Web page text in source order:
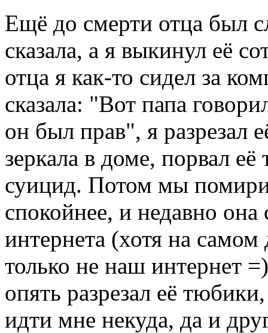
Ещё до смерти отца был
сказала, а я выкинул её
отца я как-то сидел за
сказала: "Вот папа
он был прав", я разрезал
зеркала в доме, порвал
суицид. Потом мы
спокойнее, и недавно она
интернета (хотя на самом
только не наш интернет
опять разрезал её
идти мне некуда, да и